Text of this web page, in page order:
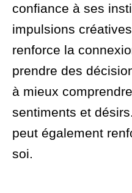
confiance à ses
impulsions
renforce la
prendre des
à mieux
sentiments et
peut également
soi.